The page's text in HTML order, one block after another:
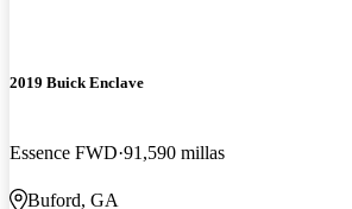
2019 Buick Enclave
Essence FWD 91,590 millas
Buford, GA